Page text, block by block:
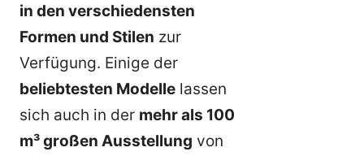
in den verschiedensten
Formen und Stilen zur
Verfügung. Einige der
beliebtesten Modelle lassen
sich auch in der mehr als 100
m³ großen Ausstellung von